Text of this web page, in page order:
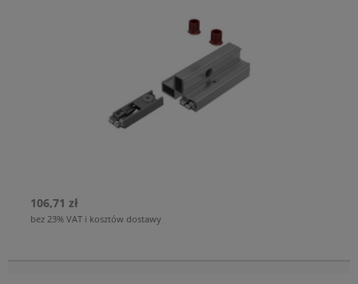
106,71 zł
bez 23% VAT i kosztów dostawy